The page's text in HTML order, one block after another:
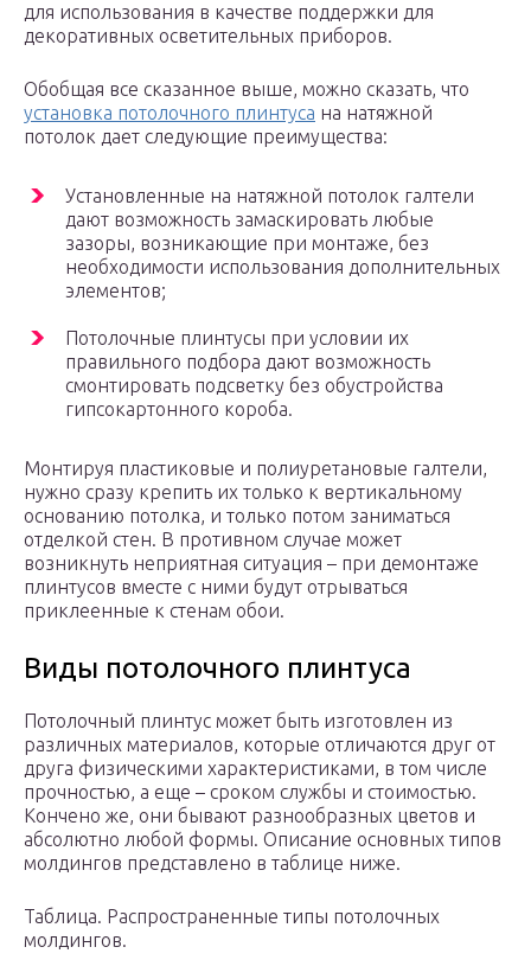
для использования в качестве поддержки для
декоративных осветительных приборов.
Обобщая все сказанное выше, можно сказать, что
установка потолочного плинтуса на натяжной
потолок дает следующие преимущества:
Установленные на натяжной потолок галтели
дают возможность замаскировать любые
зазоры, возникающие при монтаже, без
необходимости использования дополнительных
элементов;
Потолочные плинтусы при условии их
правильного подбора дают возможность
смонтировать подсветку без обустройства
гипсокартонного короба.
Монтируя пластиковые и полиуретановые галтели,
нужно сразу крепить их только к вертикальному
основанию потолка, и только потом заниматься
отделкой стен. В противном случае может
возникнуть неприятная ситуация – при демонтаже
плинтусов вместе с ними будут отрываться
приклеенные к стенам обои.
Виды потолочного плинтуса
Потолочный плинтус может быть изготовлен из
различных материалов, которые отличаются друг от
друга физическими характеристиками, в том числе
прочностью, а еще – сроком службы и стоимостью.
Кончено же, они бывают разнообразных цветов и
абсолютно любой формы. Описание основных типов
молдингов представлено в таблице ниже.
Таблица. Распространенные типы потолочных
молдингов.